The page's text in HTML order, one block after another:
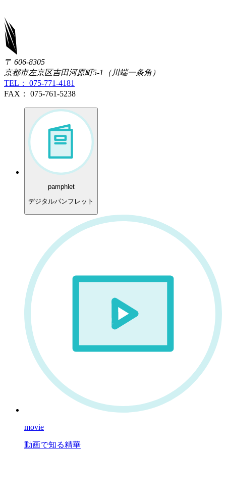
〒 606-8305
京都市左京区吉田河原町5-1（川端一条角）
TEL： 075-771-4181
FAX： 075-761-5238
pamphlet
デジタルパンフレット
movie
動画で知る精華